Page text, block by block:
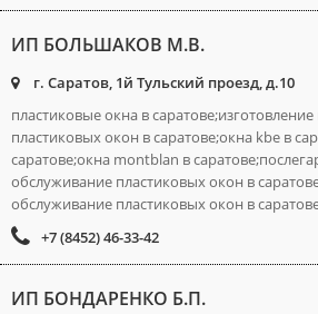
ИП БОЛЬШАКОВ М.В.
г. Саратов, 1й Тульский проезд, д.10
пластиковые окна в саратове;изготовление
пластиковых окон в саратове;окна kbe в
саратове;окна montblan в
обслуживание пластиковых окон в
обслуживание пластиковых окон в
+7 (8452) 46-33-42
ИП БОНДАРЕНКО Б.П.